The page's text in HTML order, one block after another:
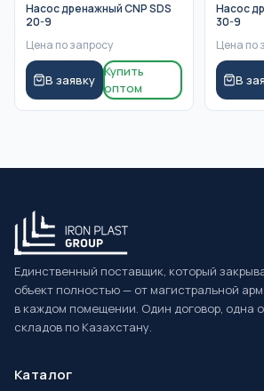
Насос дренажный CNP SDS
20-9
Цена по запросу
В заявку
Купить
оптом
Насос
30-9
Цена по
В
Единственный поставщик, который
объект полностью — от магистральной
в каждом помещении. Один договор, одна
складов по Казахстану.
Каталог